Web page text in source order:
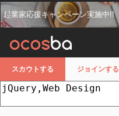
起業家応援キャンペーン実施中!!
スカウトする ジョインする